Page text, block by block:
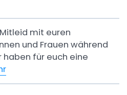
mit euren
und Frauen während
haben für euch eine